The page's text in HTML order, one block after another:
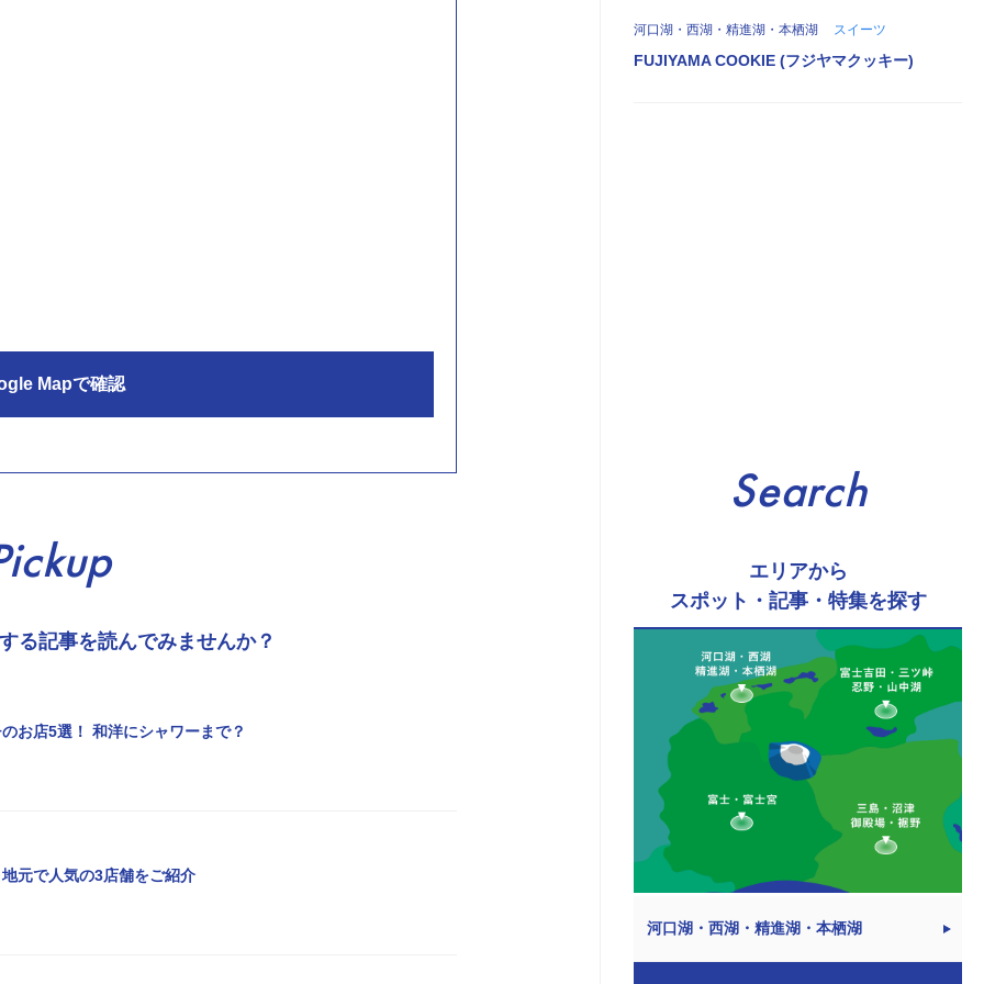
Mapで確認
る記事を読んでみませんか？
お店5選！ 和洋にシャワーまで？
元で人気の3店舗をご紹介
河口湖・西湖・精進湖・本栖湖 スイーツ
FUJIYAMA COOKIE (フジヤマクッキー)
Search
エリアから
スポット・記事・特集を探す
河口湖・西湖・精進湖・本栖湖